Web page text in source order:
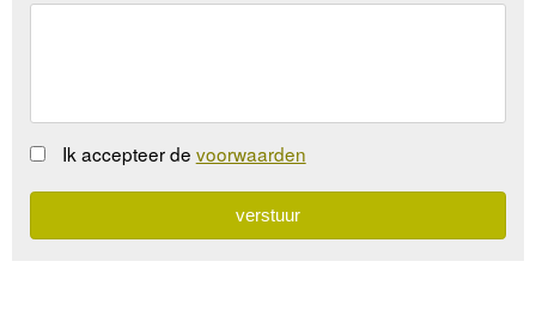
Ik accepteer de voorwaarden